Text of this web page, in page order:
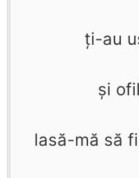
ţi-au
şi
lasă-mă să